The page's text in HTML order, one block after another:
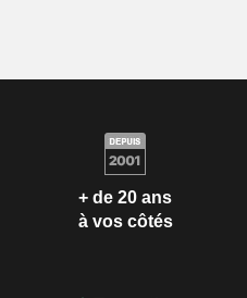
+ de 20 ans
à vos côtés